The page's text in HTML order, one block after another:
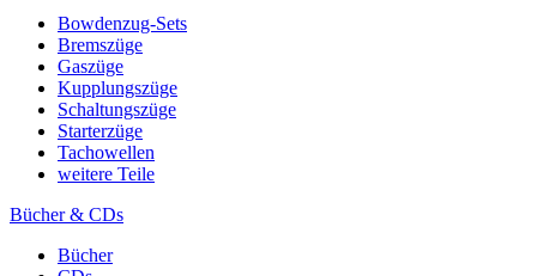
Bowdenzug-Sets
Bremszüge
Gaszüge
Kupplungszüge
Schaltungszüge
Starterzüge
Tachowellen
weitere Teile
Bücher & CDs
Bücher